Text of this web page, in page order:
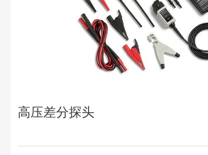
高压差分探头